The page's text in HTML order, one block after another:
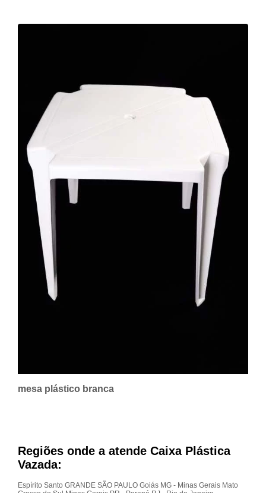
mesa plástico branca
Regiões onde a atende Caixa Plástica
Vazada:
Espírito Santo GRANDE SÃO PAULO Goiás MG - Minas Gerais Mato